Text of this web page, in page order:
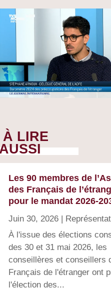
À LIRE
Les 90 membres de
des Français de
pour le mandat 2026-
Juin 30, 2026|
À l'issue des élections
des 30 et 31 mai 2026, les
conseillères et conseillers
Français de l'étranger ont
l'élection des...